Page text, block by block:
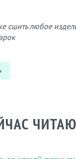
сшить любое